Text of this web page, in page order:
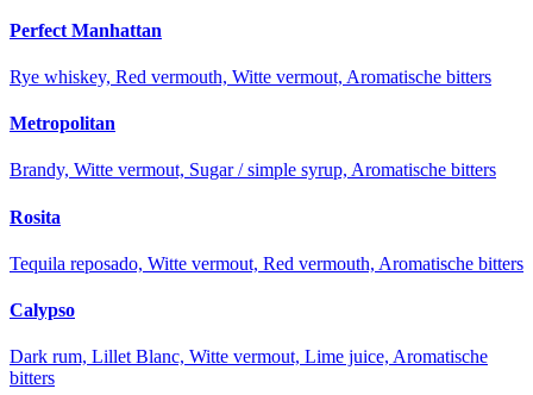
Perfect Manhattan
Rye whiskey, Red vermouth, Witte vermout, Aromatische bitters
Metropolitan
Brandy, Witte vermout, Sugar / simple syrup, Aromatische bitters
Rosita
Tequila reposado, Witte vermout, Red vermouth, Aromatische bitters
Calypso
Dark rum, Lillet Blanc, Witte vermout, Lime juice, Aromatische
bitters